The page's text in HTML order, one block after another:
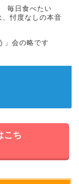
毎日食べたい
忖度なしの本音
」会の略です
こち